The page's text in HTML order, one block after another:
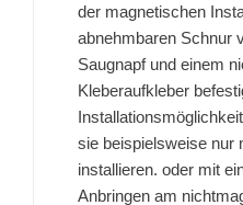
der magnetischen
abnehmbaren Schnur
Saugnapf und einem
Kleberaufkleber
sie beispielsweise nur
installieren. oder mit
Anbringen am